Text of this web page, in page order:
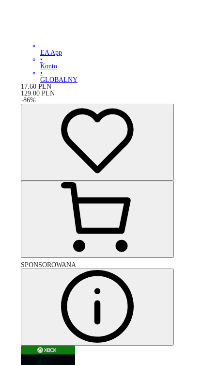
EA App
•
Konto
•
GLOBALNY
17.60 PLN
129.00 PLN
-86%
SPONSOROWANA